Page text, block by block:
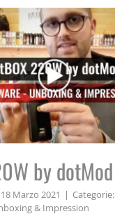
by dotMod
18 Marzo 2021 | Categorie:
& Impression